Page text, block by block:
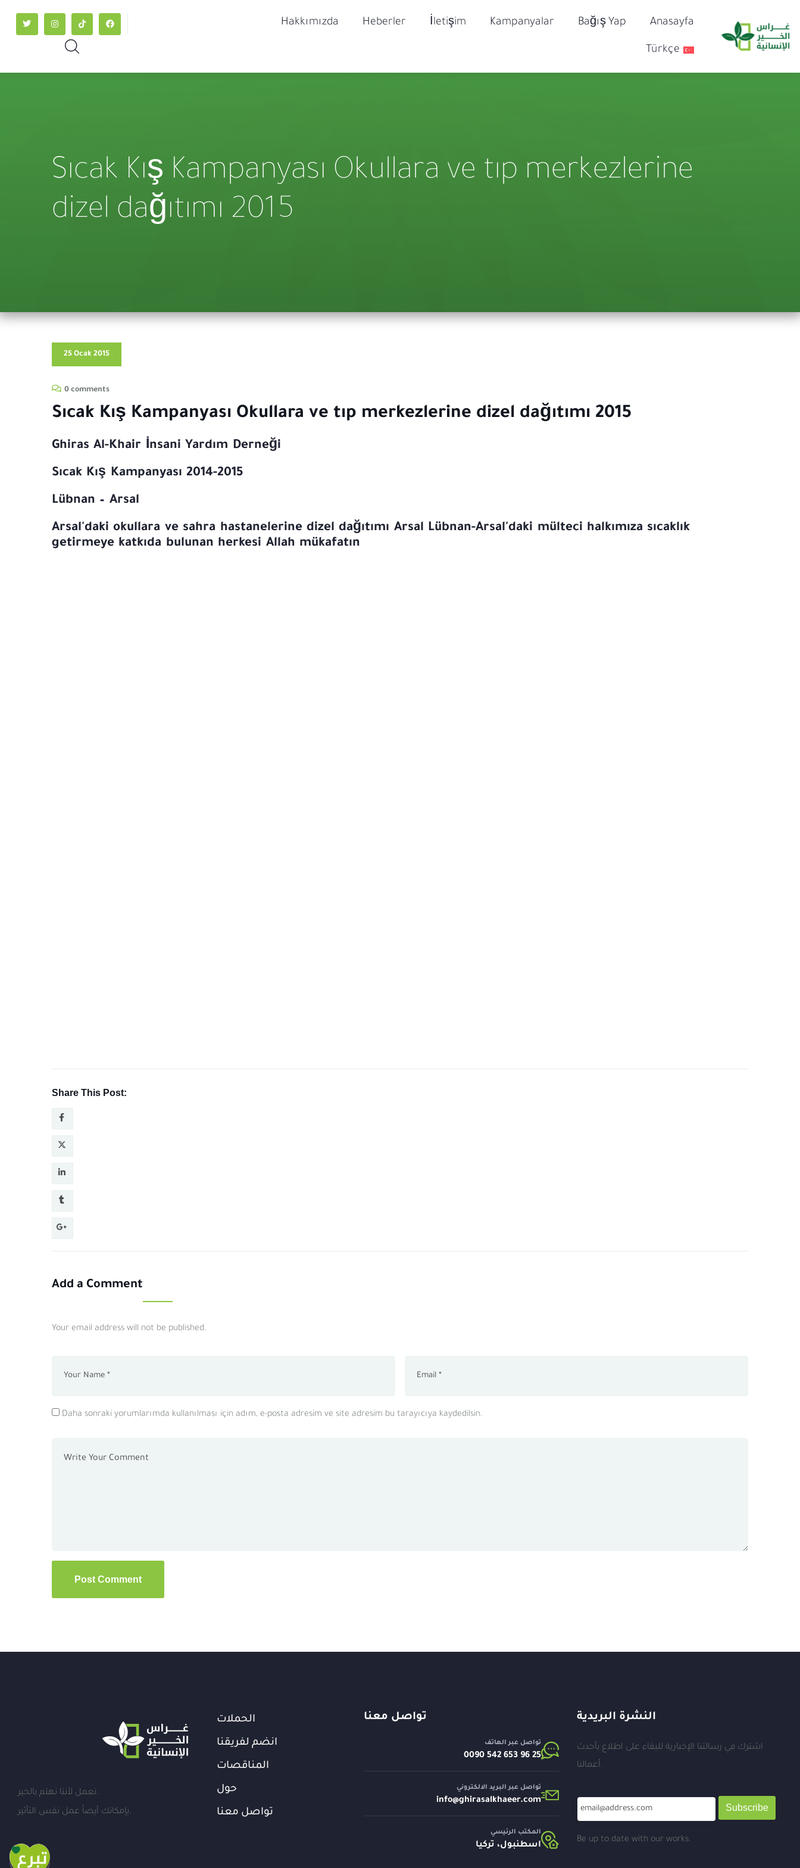
Anasayfa
Bağış Yap
Kampanyalar
İletişim
Heberler
Hakkımızda
Türkçe
Sıcak Kış Kampanyası Okullara ve tıp merkezlerine
dizel dağıtımı 2015
25 Ocak 2015
0 comments
Sıcak Kış Kampanyası Okullara ve tıp merkezlerine dizel dağıtımı 2015
Ghiras Al-Khair İnsani Yardım Derneği
Sıcak Kış Kampanyası 2014-2015
Lübnan – Arsal
Arsal'daki okullara ve sahra hastanelerine dizel dağıtımı Arsal Lübnan-Arsal'daki mülteci halkımıza sıcaklık
getirmeye katkıda bulunan herkesi Allah mükafatın
Share This Post:
Add a Comment
Your email address will not be published.
Daha sonraki yorumlarımda kullanılması için adım, e-posta adresim ve site adresim bu tarayıcıya kaydedilsin.
نعمل لأننا نهتم بالخير.
بإمكانك أيضاً عمل نفس التأثير.
الحملات
انضم لفريقنا
المناقصات
حول
تواصل معنا
تواصل معنا
تواصل عبر الهاتف
⁦0090 542 653 96 25⁩
تواصل عبر البريد الالكتروني
info@ghirasalkhaeer.com
المكتب الرئيسي
اسطنبول، تركيا
النشرة البريدية
اشترك في رسالتنا الإخبارية للبقاء على اطلاع بأحدث
أعمالنا.
Subscribe
Be up to date with our works.